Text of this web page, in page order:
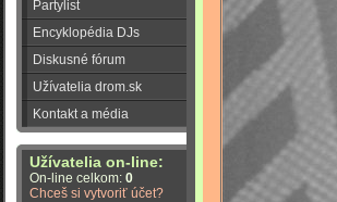
Partylist
Encyklopédia DJs
Diskusné fórum
Užívatelia drom.sk
Kontakt a média
Užívatelia on-line:
On-line celkom: 0
Chceš si vytvoriť účet?